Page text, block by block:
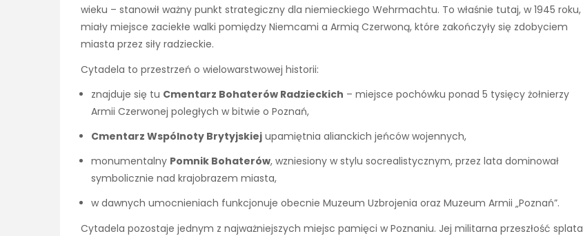
wieku – stanowił ważny punkt strategiczny dla niemieckiego Wehrmachtu. To właśnie tutaj, w 1945 roku,
miały miejsce zaciekłe walki pomiędzy Niemcami a Armią Czerwoną, które zakończyły się zdobyciem
miasta przez siły radzieckie.
Cytadela to przestrzeń o wielowarstwowej historii:
znajduje się tu Cmentarz Bohaterów Radzieckich – miejsce pochówku ponad 5 tysięcy żołnierzy
Armii Czerwonej poległych w bitwie o Poznań,
Cmentarz Wspólnoty Brytyjskiej upamiętnia alianckich jeńców wojennych,
monumentalny Pomnik Bohaterów, wzniesiony w stylu socrealistycznym, przez lata dominował
symbolicznie nad krajobrazem miasta,
w dawnych umocnieniach funkcjonuje obecnie Muzeum Uzbrojenia oraz Muzeum Armii „Poznań”.
Cytadela pozostaje jednym z najważniejszych miejsc pamięci w Poznaniu. Jej militarna przeszłość splata